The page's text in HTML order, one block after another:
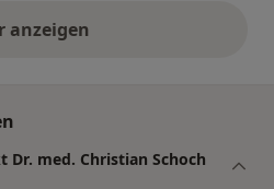
anzeigen
obige Stellungnahmen
Dr. med. Christian Schoch